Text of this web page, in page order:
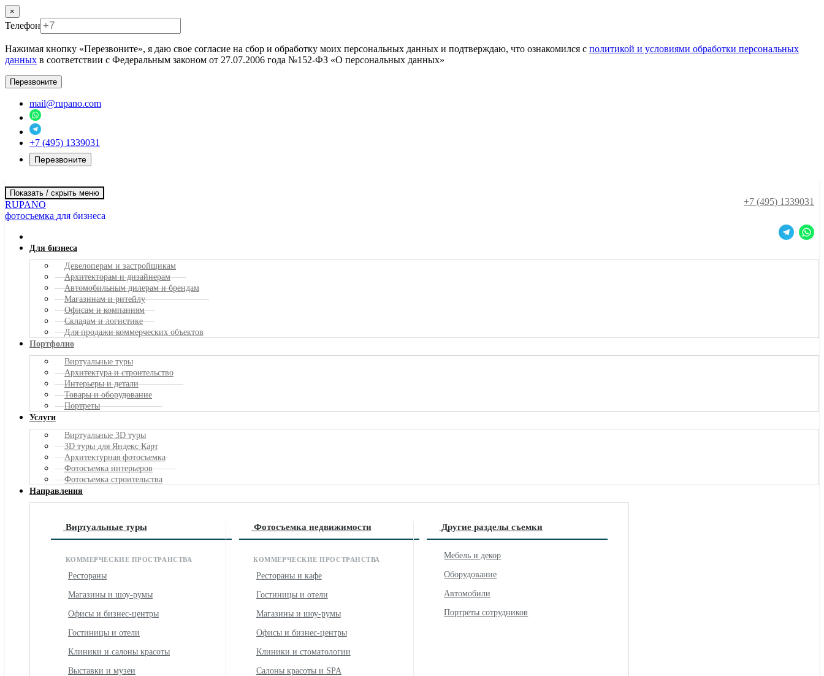
×
Телефон
Нажимая кнопку «Перезвоните», я даю свое согласие на сбор и обработку моих персональных данных и подтверждаю, что ознакомился с политикой и условиями обработки персональных
данных в соответствии с Федеральным законом от 27.07.2006 года №152-ФЗ «О персональных данных»
Перезвоните
mail@rupano.com
+7 (495) 1339031
Перезвоните
Показать / скрыть меню
+7 (495) 1339031
RUPANO
фотосъемка для бизнеса
Для бизнеса
Девелоперам и застройщикам
Архитекторам и дизайнерам
Автомобильным дилерам и брендам
Магазинам и ритейлу
Офисам и компаниям
Складам и логистике
Для продажи коммерческих объектов
Портфолио
Виртуальные туры
Архитектура и строительство
Интерьеры и детали
Товары и оборудование
Портреты
Услуги
Виртуальные 3D туры
3D туры дляЯндексКарт
Архитектурная фотосъемка
Фотосъемка интерьеров
Фотосъемка строительства
Направления
Виртуальные туры
КОММЕРЧЕСКИЕ ПРОСТРАНСТВА
Рестораны
Магазины и шоу-румы
Офисы и бизнес-центры
Гостиницы и отели
Клиники и салоны красоты
Выставки и музеи
Фотосъемка недвижимости
КОММЕРЧЕСКИЕ ПРОСТРАНСТВА
Рестораны и кафе
Гостиницы и отели
Магазины и шоу-румы
Офисы и бизнес-центры
Клиники и стоматологии
Салоны красоты и SPA
Другие разделы съемки
Мебель и декор
Оборудование
Автомобили
Портреты сотрудников